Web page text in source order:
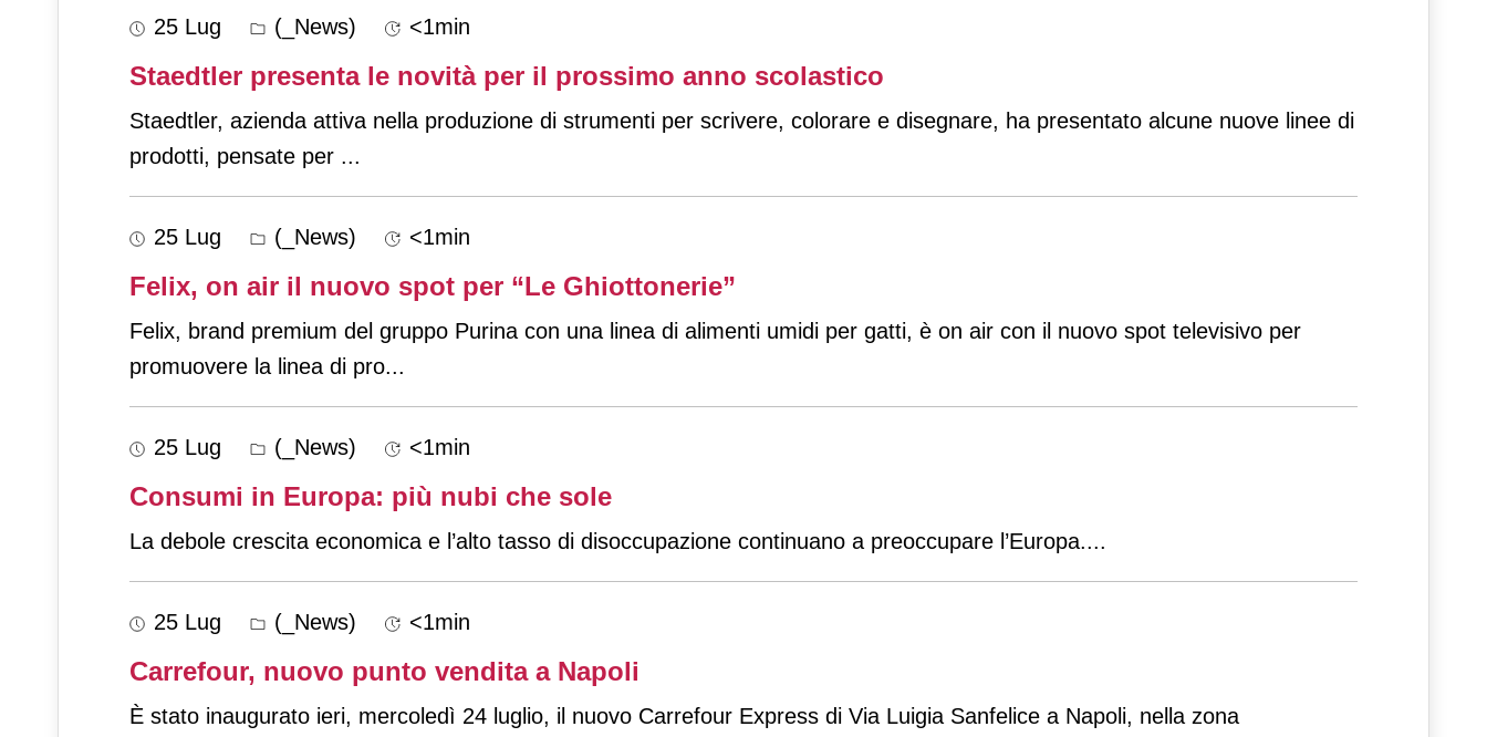
25 Lug (_News) <1min
Staedtler presenta le novità per il prossimo anno scolastico
Staedtler, azienda attiva nella produzione di strumenti per scrivere, colorare e disegnare, ha presentato alcune nuove linee di
prodotti, pensate per ...
25 Lug (_News) <1min
Felix, on air il nuovo spot per “Le Ghiottonerie”
Felix, brand premium del gruppo Purina con una linea di alimenti umidi per gatti, è on air con il nuovo spot televisivo per
promuovere la linea di pro...
25 Lug (_News) <1min
Consumi in Europa: più nubi che sole
La debole crescita economica e l’alto tasso di disoccupazione continuano a preoccupare l’Europa....
25 Lug (_News) <1min
Carrefour, nuovo punto vendita a Napoli
È stato inaugurato ieri, mercoledì 24 luglio, il nuovo Carrefour Express di Via Luigia Sanfelice a Napoli, nella zona